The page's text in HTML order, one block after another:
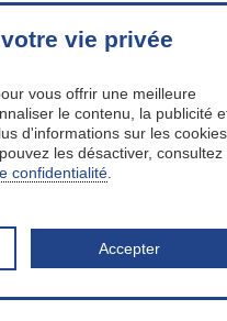
vie privée
vous offrir une meilleure
le contenu, la publicité
d'informations sur les cookies
les désactiver, consultez
confidentialité.
Accepter